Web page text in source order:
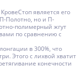
является его
Полотно, но и П-
полимерный жгут
по сравнению с
в 300%, что
Этого с лихвой хватит
конечности